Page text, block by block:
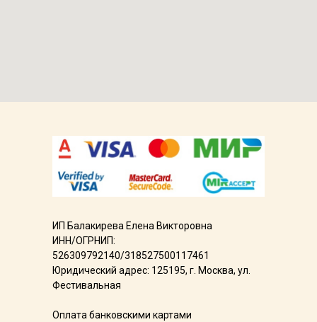
ИП Балакирева Елена Викторовна
ИНН/ОГРНИП:
526309792140/318527500117461
Юридический адрес: 125195, г. Москва, ул.
Фестивальная
Оплата банковскими картами